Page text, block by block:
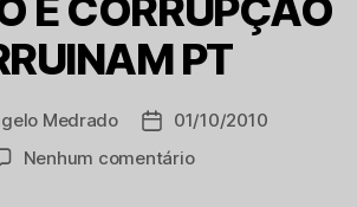
PT
Medrado
Data
de
01/10/2010
Nenhum comentárioem